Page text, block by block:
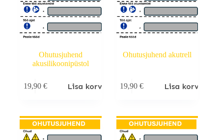
Ohutusjuhend
akusilikoonipüstol
19,90 € Lisa korvi
Ohutusjuhend akutrell
19,90€ Lisa korvi